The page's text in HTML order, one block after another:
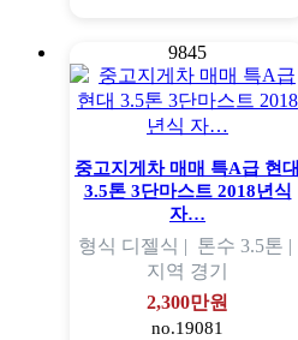
9845
중고지게차 매매 특A급 현대
3.5톤 3단마스트 2018년식
자…
형식 디젤식 | 톤수 3.5톤 |
지역 경기
2,300만원
no.19081